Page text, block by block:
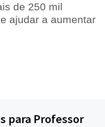
de 250 mil
ajudar a aumentar
para Professor